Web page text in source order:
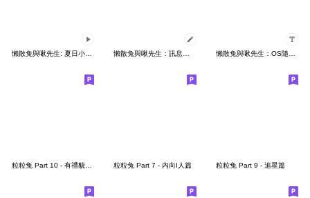
懶散兔與啾先生: 夏日小劇場 懶散兔與啾先生：訊息貼圖篇 懶散兔與啾先生：OS隨你填
粒粒兔 Part 7 - 內向I人篇 粒粒兔 Part 9 - 追星篇